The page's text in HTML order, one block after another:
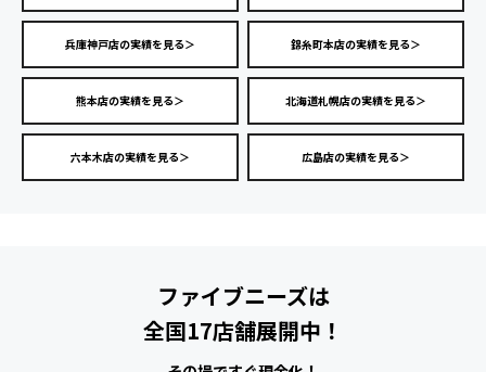
兵庫神戸店の実績を見る＞ 錦糸町本店の実績を見る＞
熊本店の実績を見る＞ 北海道札幌店の実績を見る＞
六本木店の実績を見る＞ 広島店の実績を見る＞
ファイブニーズは
全国17店舗展開中！